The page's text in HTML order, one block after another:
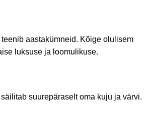
aastakümneid. Kõige olulisem
luksuse ja loomulikuse.
suurepäraselt oma kuju ja värvi.